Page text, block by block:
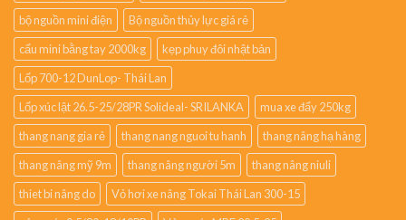
bộ nguồn mini điện
Bộ nguồn thủy lực giá rẻ
cẩu mini bằng tay 2000kg
kẹp phuy đôi nhật bản
Lốp 700-12 DunLop- Thái Lan
Lốp xúc lật 26.5-25/28PR Solideal- SRILANKA
mua xe đẩy 250kg
thang nang gia rẻ
thang nang nguoi tu hanh
thang nâng hạ hàng
thang nâng mỹ 9m
thang nâng người 5m
thang nâng niuli
thiet bi nâng do
Vỏ hơi xe nâng Tokai Thái Lan 300-15